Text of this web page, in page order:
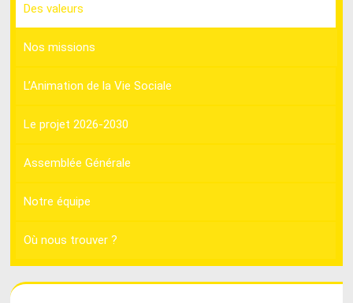
Des valeurs
Nos missions
L’Animation de la Vie Sociale
Le projet 2026-2030
Assemblée Générale
Notre équipe
Où nous trouver ?